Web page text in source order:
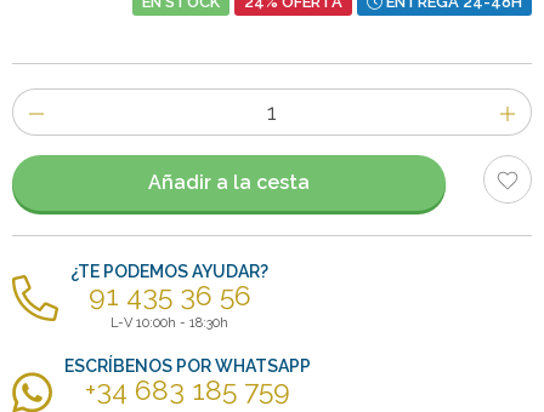
Número
de
artículos
Añadir a la cesta
¿TE PODEMOS AYUDAR?
91 435 36 56
L-V 10:00h - 18:30h
ESCRÍBENOS POR WHATSAPP
+34 683 185 759